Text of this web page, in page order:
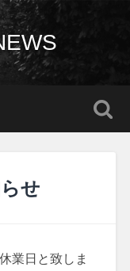
せ
業日と致しま